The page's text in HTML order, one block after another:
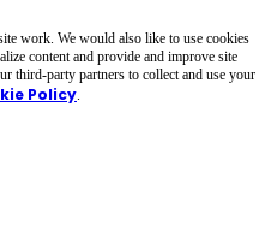
work. We would also like to use cookies
content and provide and improve site
third-party partners to collect and use your
Policy.